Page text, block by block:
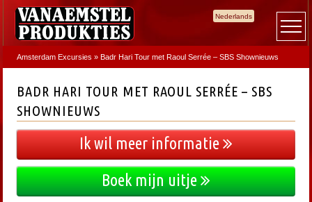
Nederlands
Amsterdam Excursies » Badr Hari Tour met Raoul Serrée – SBS Shownieuws
BADR HARI TOUR MET RAOUL SERRÉE – SBS
SHOWNIEUWS
Ik wil meer informatie
Boek mijn uitje